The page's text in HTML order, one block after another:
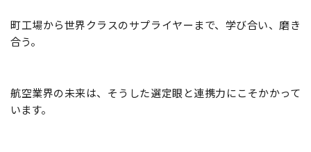
町工場から世界クラスのサプライヤーまで、学び合い、磨き
合う。
航空業界の未来は、そうした選定眼と連携力にこそかかって
います。